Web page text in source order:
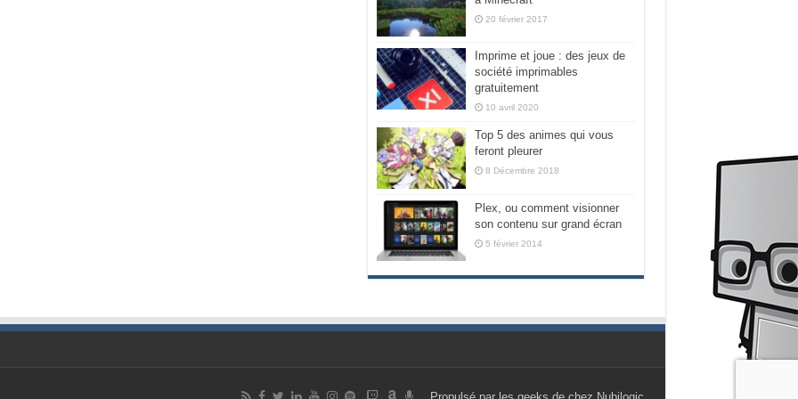
20 février 2017
Imprime et joue : des jeux de
société imprimables
gratuitement
10 avril 2020
Top 5 des animes qui vous
feront pleurer
8 Décembre 2018
Plex, ou comment visionner
son contenu sur grand écran
5 février 2014